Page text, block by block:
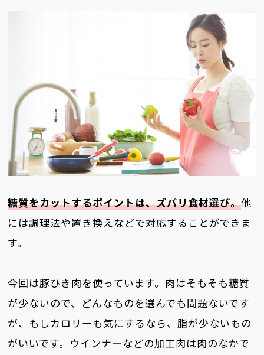
糖質をカットするポイントは、ズバリ食材選び。他
には調理法や置き換えなどで対応することができま
す。
今回は豚ひき肉を使っています。肉はそもそも糖質
が少ないので、どんなものを選んでも問題ないです
が、もしカロリーも気にするなら、脂が少ないもの
がいいです。ウインナ―などの加工肉は肉のなかで